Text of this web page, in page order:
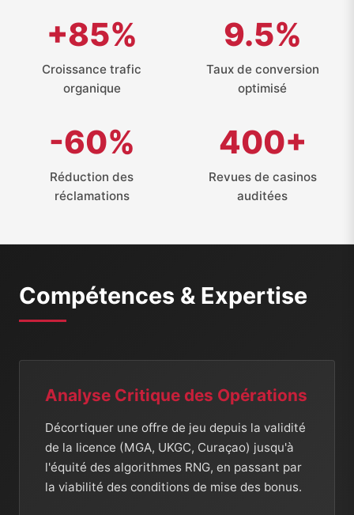
+85%
Croissance trafic
organique
9.5%
Taux de conversion
optimisé
-60%
Réduction des
réclamations
400+
Revues de casinos
auditées
Compétences & Expertise
Analyse Critique des Opérations
Décortiquer une offre de jeu depuis la validité
de la licence (MGA, UKGC, Curaçao) jusqu'à
l'équité des algorithmes RNG, en passant par
la viabilité des conditions de mise des bonus.